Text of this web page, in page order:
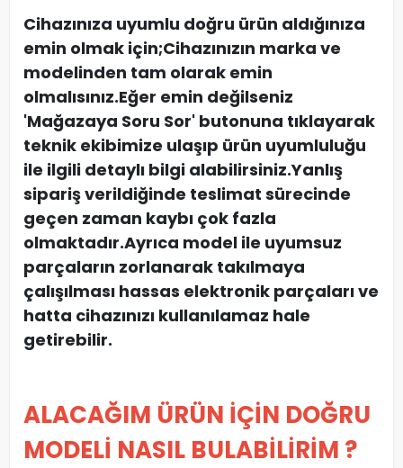
Cihazınıza uyumlu doğru ürün aldığınıza
emin olmak için;Cihazınızın marka ve
modelinden tam olarak emin
olmalısınız.Eğer emin değilseniz
'Mağazaya Soru Sor' butonuna tıklayarak
teknik ekibimize ulaşıp ürün uyumluluğu
ile ilgili detaylı bilgi alabilirsiniz.Yanlış
sipariş verildiğinde teslimat sürecinde
geçen zaman kaybı çok fazla
olmaktadır.Ayrıca model ile uyumsuz
parçaların zorlanarak takılmaya
çalışılması hassas elektronik parçaları ve
hatta cihazınızı kullanılamaz hale
getirebilir.
ALACAĞIM ÜRÜN İÇİN DOĞRU
MODELİ NASIL BULABİLİRİM ?